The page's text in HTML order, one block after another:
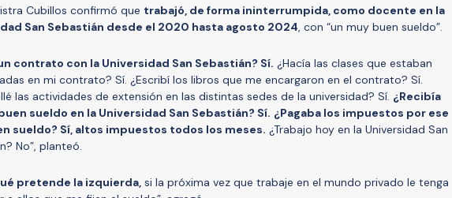
Cubillos confirmó que trabajó, de forma ininterrumpida, como docente en la
San Sebastián desde el 2020 hasta agosto 2024, con “un muy buen sueldo”.
contrato con la Universidad San Sebastián? Sí. ¿Hacía las clases que estaban
en mi contrato? Sí. ¿Escribí los libros que me encargaron en el contrato? Sí.
las actividades de extensión en las distintas sedes de la universidad? Sí. ¿Recibía
sueldo en la Universidad San Sebastián? Sí. ¿Pagaba los impuestos por ese
sueldo? Sí, altos impuestos todos los meses. ¿Trabajo hoy en la Universidad San
No”, planteó.
pretende la izquierda, si la próxima vez que trabaje en el mundo privado le tenga